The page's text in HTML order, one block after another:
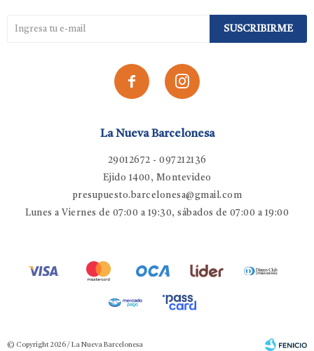
La Nueva Barcelonesa
29012672 - 097212136
Ejido 1400, Montevideo
presupuesto.barcelonesa@gmail.com
Lunes a Viernes de 07:00 a 19:30, sábados de 07:00 a 19:00
SUSCRIBIRME
 
© Copyright 2026 / La Nueva Barcelonesa